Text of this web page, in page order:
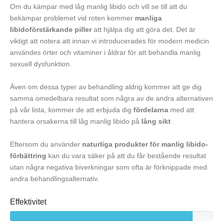
Om du kämpar med låg manlig libido och vill se till att du
bekämpar problemet vid roten kommer manliga
libidoförstärkande pilleratt hjälpa dig att göra det. Det är
viktigt att notera att innan vi introducerades för modern medicin
användes örter och vitaminer i åldrar för att behandla manlig
sexuell dysfunktion.
Även om dessa typer av behandling aldrig kommer att ge dig
samma omedelbara resultat som några av de andra alternativen
på vår lista, kommer de att erbjuda dig fördelarna med att
hantera orsakerna till låg manlig libido på lång sikt
Eftersom du använder naturliga produkter för manlig libido-
förbättring kan du vara säker på att du får bestående resultat
utan några negativa biverkningar som ofta är förknippade med
andra behandlingsalternativ.
Effektivitet